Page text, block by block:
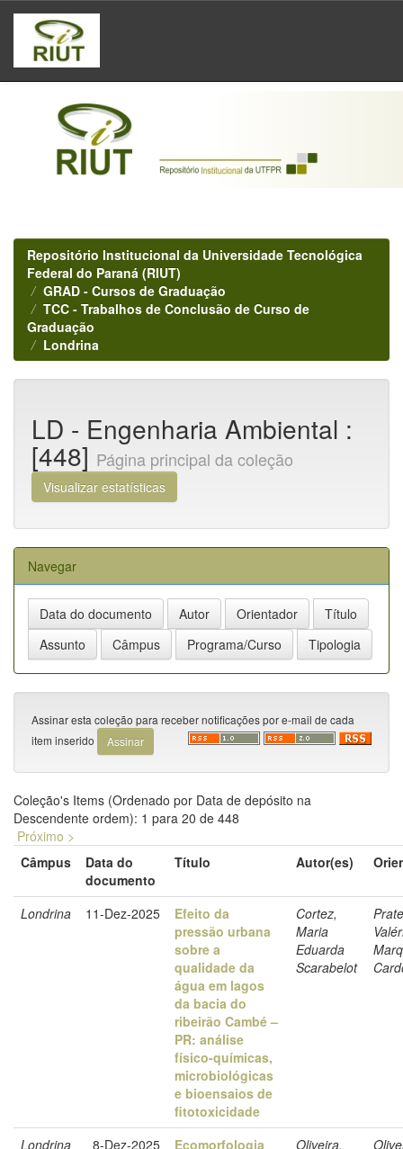
Skip
navigation
Repositório Institucional da Universidade Tecnológica
Federal do Paraná (RIUT)
GRAD - Cursos de Graduação
TCC - Trabalhos de Conclusão de Curso de
Graduação
Londrina
LD - Engenharia Ambiental :
[448] Página principal da coleção
Visualizar estatísticas
Navegar
Assinar esta coleção para receber notificações por e-mail de cada
item inserido
Coleção's Items (Ordenado por Data de depósito na
Descendente ordem): 1 para 20 de 448
Próximo >
Câmpus
Data do
documento
Título Autor(es)
Londrina 11-Dez-2025
Efeito da
pressão urbana
sobre a
qualidade da
água em lagos
da bacia do
ribeirão Cambé –
PR: análise
físico-químicas,
microbiológicas
e bioensaios de
fitotoxicidade
Cortez,
Maria
Eduarda
Scarabelot
Londrina 8-Dez-2025
Ecomorfologia
Oliveira,